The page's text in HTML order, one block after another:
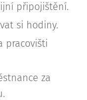
připojištění.
si hodiny.
pracovišti
za